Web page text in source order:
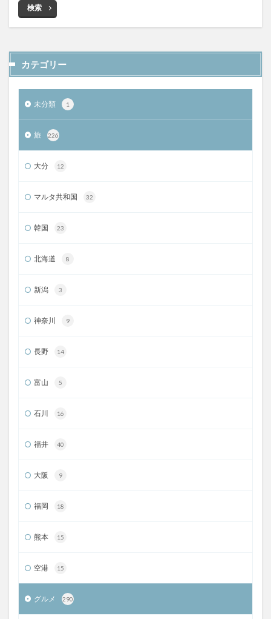
検索
カテゴリー
未分類 1
旅 226
大分 12
マルタ共和国 32
韓国 23
北海道 8
新潟 3
神奈川 9
長野 14
富山 5
石川 16
福井 40
大阪 9
福岡 18
熊本 15
空港 15
グルメ 290